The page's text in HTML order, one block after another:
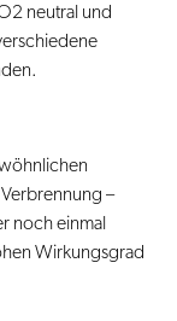
neutral und
–
noch einmal
Wirkungsgrad